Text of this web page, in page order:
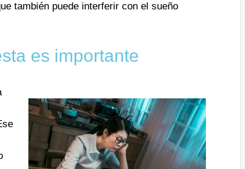
también puede interferir con el sueño
es importante